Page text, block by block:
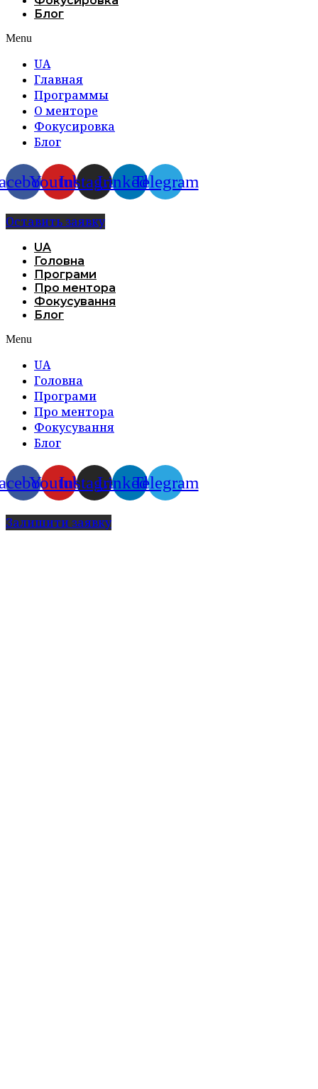
Блог
Menu
UA
Главная
Программы
О менторе
Фокусировка
Блог
YoutubeInstagramLinkedinTelegram
Оставить заявку
UA
Головна
Програми
Про ментора
Фокусування
Блог
Menu
UA
Головна
Програми
Про ментора
Фокусування
Блог
YoutubeInstagramLinkedinTelegram
Залишити заявку